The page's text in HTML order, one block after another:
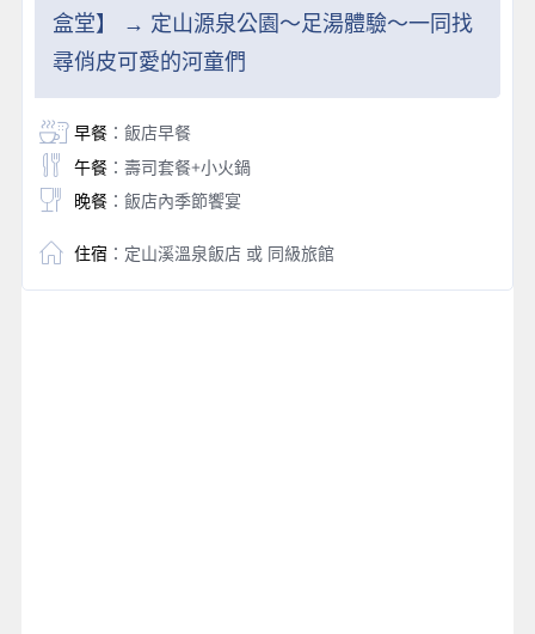
盒堂】 → 定山源泉公園～足湯體驗～一同找
尋俏皮可愛的河童們
早餐：飯店早餐
午餐：壽司套餐+小火鍋
晚餐：飯店內季節饗宴
住宿 ：定山溪溫泉飯店 或 同級旅館